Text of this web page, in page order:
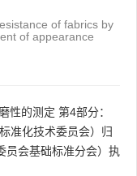
国际标准
of fabrics by
of appearance
性的测定 第4部分：
准化技术委员会）归
员会基础标准分会）执